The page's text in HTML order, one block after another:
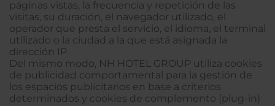
páginas vistas, la frecuencia y repetición de las
visitas, su duración, el navegador utilizado, el
operador que presta el servicio, el idioma, el terminal
utilizado o la ciudad a la que está asignada la
dirección IP.
Del mismo modo, NH HOTEL GROUP utiliza cookies
de publicidad comportamental para la gestión de
los espacios publicitarios en base a criterios
determinados y cookies de complemento (plug-in)